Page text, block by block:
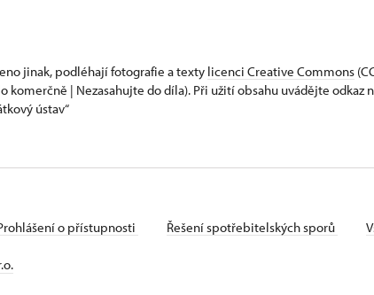
jinak, podléhají fotografie a texty licenci Creative Commons
komerčně | Nezasahujte do díla). Při užití obsahu uvádějte odkaz
ústav“
o přístupnosti Řešení spotřebitelských sporů